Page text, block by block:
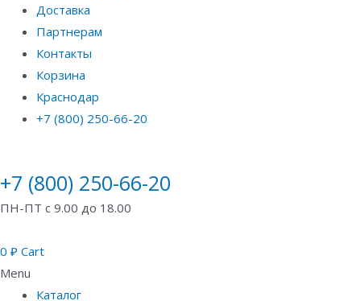
Доставка
Партнерам
Контакты
Корзина
Краснодар
+7 (800) 250-66-20
+7 (800) 250-66-20
ПН-ПТ с 9.00 до 18.00
0 ₽ Cart
Menu
Каталог